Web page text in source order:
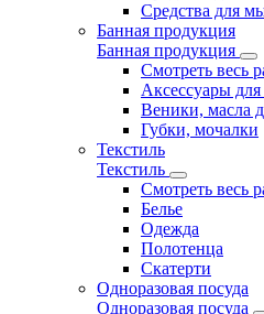
Средства для
Банная продукция
Банная продукция
Смотреть весь
Аксессуары
Веники, масла
Губки, мочалки
Текстиль
Текстиль
Смотреть весь
Белье
Одежда
Полотенца
Скатерти
Одноразовая посуда
Одноразовая посуда